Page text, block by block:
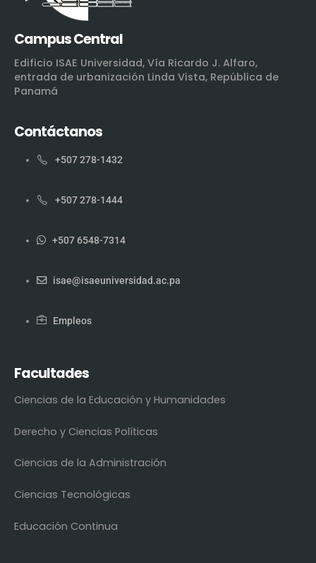
Campus Central
Edificio ISAE Universidad, Vía Ricardo J. Alfaro,
entrada de urbanización Linda Vista, República de
Panamá
Contáctanos
+507 278-1432
+507 278-1444
+507 6548-7314
isae@isaeuniversidad.ac.pa
Empleos
Facultades
Ciencias de la Educación y Humanidades
Derecho y Ciencias Políticas
Ciencias de la Administración
Ciencias Tecnológicas
Educación Continua